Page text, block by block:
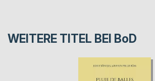
WEITERE TITEL BEI BoD